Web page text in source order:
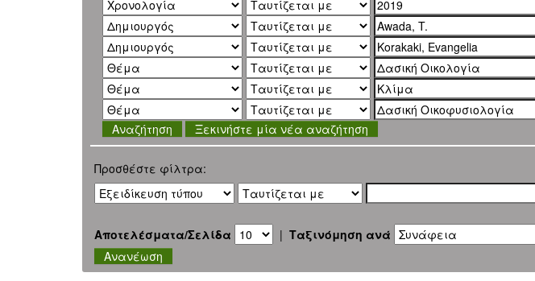
Ξεκινήστε μία νέα αναζήτηση
Προσθέστε φίλτρα:
Αποτελέσματα/Σελίδα | Ταξινόμηση ανά